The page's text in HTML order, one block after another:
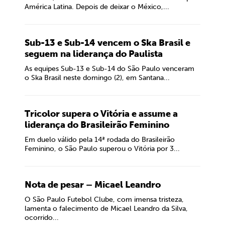
América Latina. Depois de deixar o México,...
Sub-13 e Sub-14 vencem o Ska Brasil e
seguem na liderança do Paulista
As equipes Sub-13 e Sub-14 do São Paulo venceram
o Ska Brasil neste domingo (2), em Santana...
Tricolor supera o Vitória e assume a
liderança do Brasileirão Feminino
Em duelo válido pela 14ª rodada do Brasileirão
Feminino, o São Paulo superou o Vitória por 3...
Nota de pesar – Micael Leandro
O São Paulo Futebol Clube, com imensa tristeza,
lamenta o falecimento de Micael Leandro da Silva,
ocorrido...